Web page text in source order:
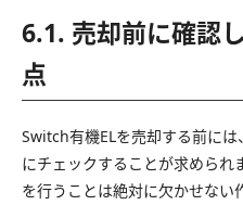
6.1. 売却前に確認
点
Switch有機ELを売却する前に
にチェックすることが求められ
を行うことは絶対に欠かせない